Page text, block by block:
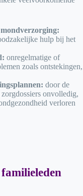
hulp bij het
onregelmatige of
zoals ontstekingen,
door de
onvolledig,
verloren